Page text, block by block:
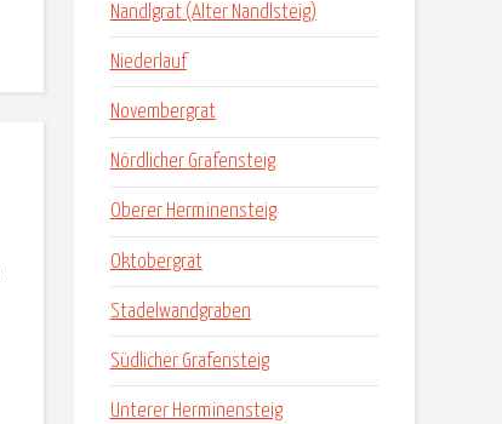
Nandlgrat (Alter Nandlsteig)
Niederlauf
Novembergrat
Nördlicher Grafensteig
Oberer Herminensteig
Oktobergrat
Stadelwandgraben
Südlicher Grafensteig
Unterer Herminensteig